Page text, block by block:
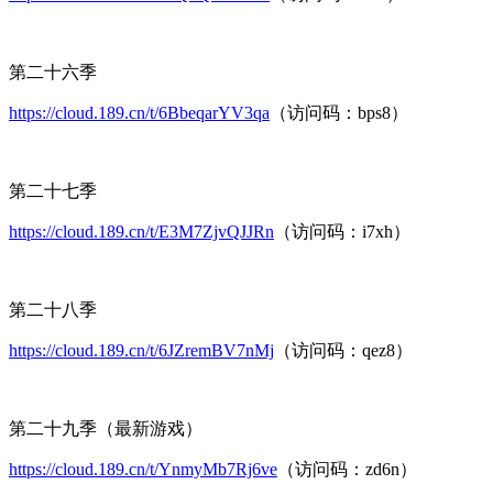
第二十六季
https://cloud.189.cn/t/6BbeqarYV3qa （访问码：bps8）
第二十七季
https://cloud.189.cn/t/E3M7ZjvQJJRn （访问码：i7xh）
第二十八季
https://cloud.189.cn/t/6JZremBV7nMj （访问码：qez8）
第二十九季（最新游戏）
https://cloud.189.cn/t/YnmyMb7Rj6ve （访问码：zd6n）